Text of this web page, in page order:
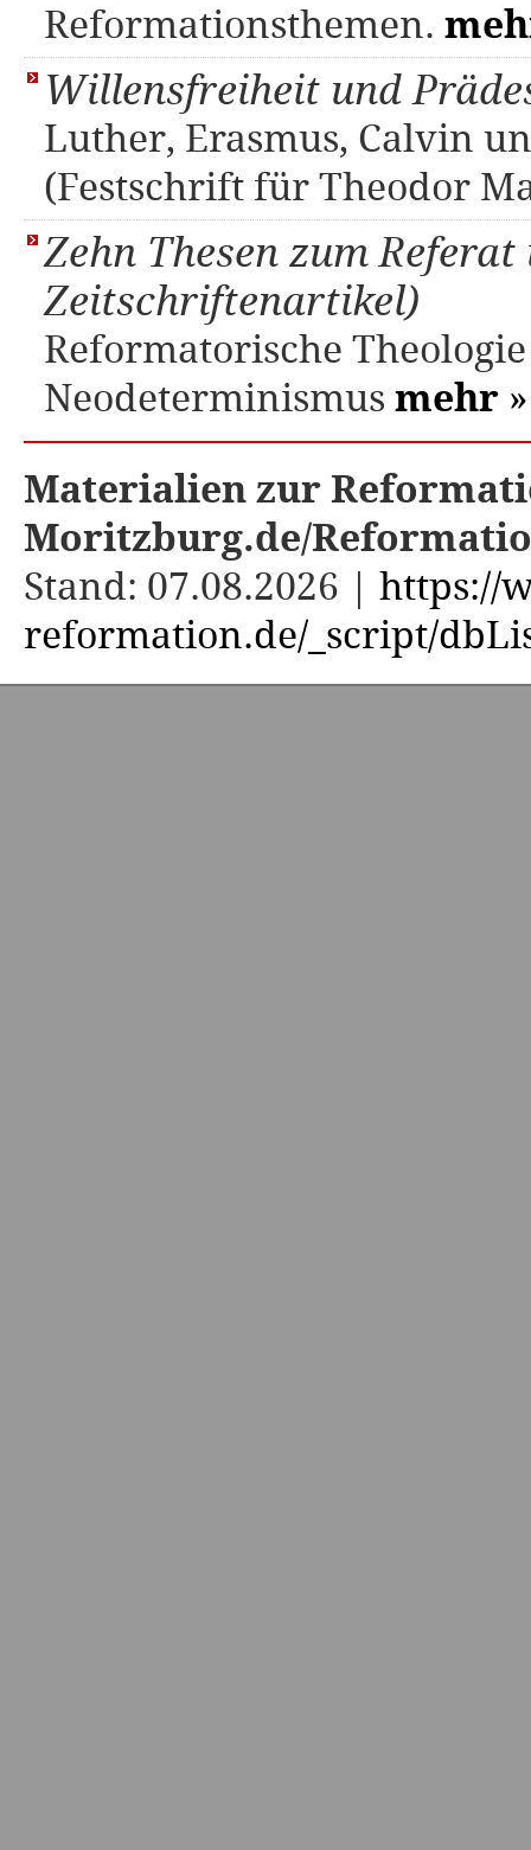
Reformationsthemen.
Willensfreiheit und
Luther, Erasmus, Calvin
(Festschrift für Theodor
Zehn Thesen zum
Zeitschriftenartikel)
Reformatorische
Neodeterminismus mehr »
Materialien zur
Moritzburg.de/
Stand: 07.08.2026 | https://
reformation.de/_script/